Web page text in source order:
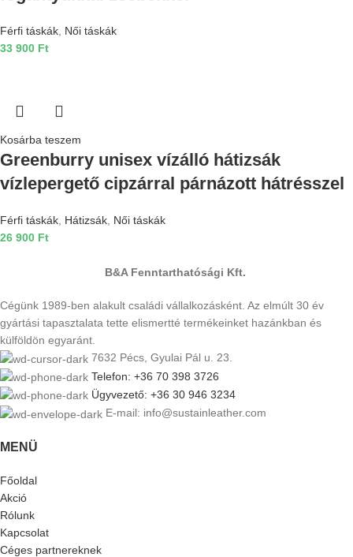
Férfi táskák, Női táskák
33 900 Ft
Kosárba teszem
Greenburry unisex vízálló hátizsák
vízlepergető cipzárral párnázott hátrésszel
Férfi táskák, Hátizsák, Női táskák
26 900 Ft
B&A Fenntarthatósági Kft.
Cégünk 1989-ben alakult családi vállalkozásként. Az elmúlt 30 év
gyártási tapasztalata tette elismertté termékeinket hazánkban és
külföldön egyaránt.
7632 Pécs, Gyulai Pál u. 23.
Telefon: +36 70 398 3726
Ügyvezető: +36 30 946 3234
E-mail: info@sustainleather.com
MENÜ
Főoldal
Akció
Rólunk
Kapcsolat
Céges partnereknek